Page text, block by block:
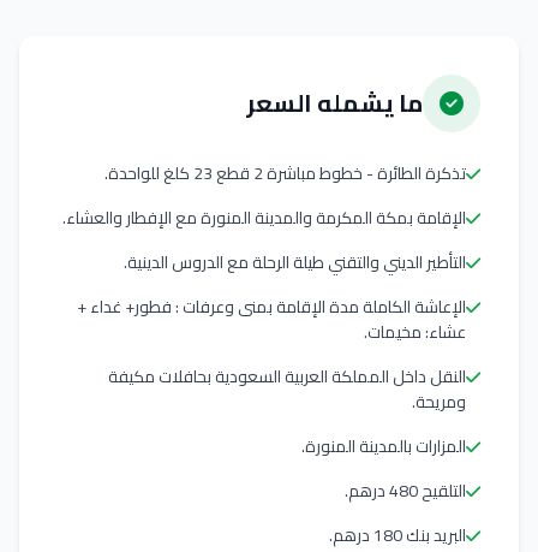
ما يشمله السعر
تذكرة الطائرة - خطوط مباشرة 2 قطع 23 كلغ للواحدة.
الإقامة بمكة المكرمة والمدينة المنورة مع الإفطار والعشاء.
التأطير الديني والتقني طيلة الرحلة مع الدروس الدينية.
الإعاشة الكاملة مدة الإقامة بمنى وعرفات : فطور+ غداء +
عشاء: مخيمات.
النقل داخل المملكة العربية السعودية بحافلات مكيفة
ومريحة.
المزارات بالمدينة المنورة.
التلقيح 480 درهم.
البريد بنك 180 درهم.